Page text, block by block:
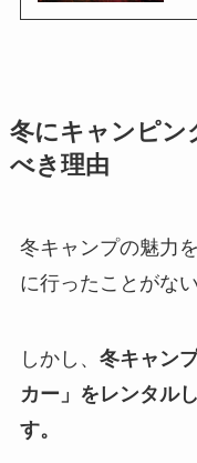
冬にキャンピン
べき理由
冬キャンプの魅力
に行ったことがな
しかし、 冬キャン
カー」をレンタル
す。